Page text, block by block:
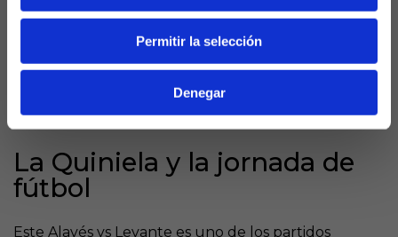
Permitir la selección
Denegar
Levante:El club valenciano recién ascendido ha
reforzado su plantilla y llega motivado para
positivos en Mendizorroza refuerzan su confianza y
su deseo de empezar con buen pie para asegurar la
permanencia con relativa tranquilidad.
La Quiniela y la jornada de
fútbol
Este Alavés vs Levante es uno de los partidos